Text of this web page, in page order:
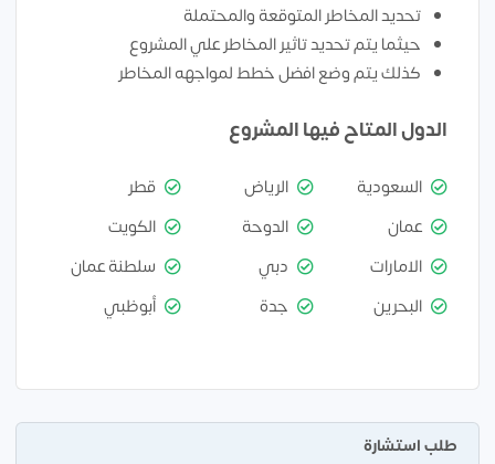
تحديد المخاطر المتوقعة والمحتملة
حيثما يتم تحديد تاثير المخاطر علي المشروع
كذلك يتم وضع افضل خطط لمواجهه المخاطر
الدول المتاح فيها المشروع
السعودية الرياض
قطر
عمان
الدوحة
الكويت
الامارات
دبي
سلطنة عمان
البحرين
جدة أبوظبي
طلب استشارة